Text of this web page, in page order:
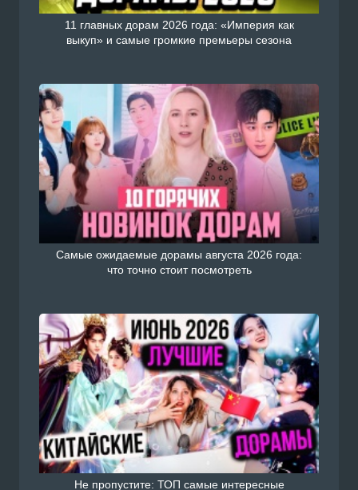
11 главных дорам 2026 года: «Империя как
выкуп» и самые громкие премьеры сезона
Самые ожидаемые дорамы августа 2026 года:
что точно стоит посмотреть
Не пропустите: ТОП самые интересные